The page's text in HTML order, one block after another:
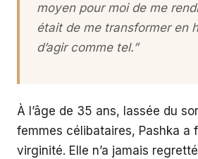
moyen pour moi de me
était de me transformer en
d’agir comme tel.”
À l’âge de 35 ans, lassée du
femmes célibataires, Pashka a
virginité. Elle n’a jamais